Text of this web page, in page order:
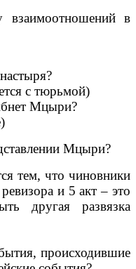
в
с тюрьмой)
Мцыри?
Мцыри?
тем, что чиновники
и 5 акт – это
другая развязка
происходившие